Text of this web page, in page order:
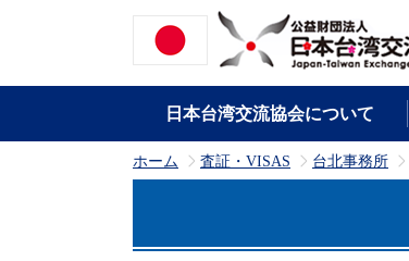
日本台湾交流協会について
ホーム >
査証・VISAS >
台北事務所